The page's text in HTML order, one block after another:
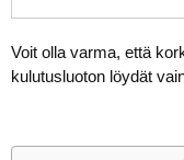
Voit olla varma, että
kulutusluoton löydät